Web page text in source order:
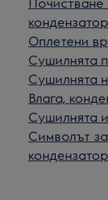
кондензатор
Оплетени
Сушилнята
Сушилнята
Влага,
Сушилнята
Символът